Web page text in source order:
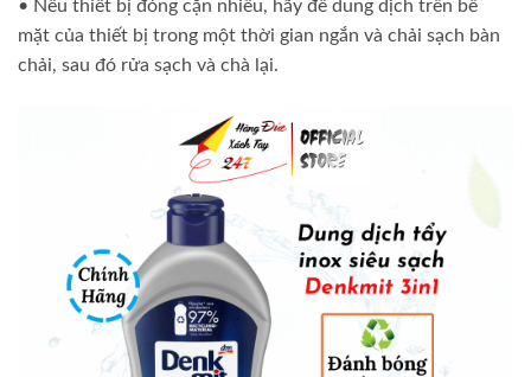
• Nếu thiết bị đóng cặn nhiều, hãy để dung dịch trên bề
mặt của thiết bị trong một thời gian ngắn và chải sạch bàn
chải, sau đó rửa sạch và chà lại.